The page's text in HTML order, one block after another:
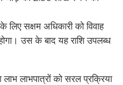
सक्षम अधिकारी को विवाह
उस के बाद यह राशि उपलब्ध
लाभपात्रों को सरल प्रक्रिया